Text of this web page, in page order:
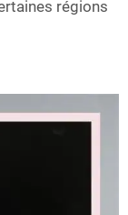
régions